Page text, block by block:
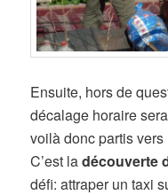
Ensuite, hors de
décalage horaire
voilà donc partis
C’est ladécouverte
défi: attraper un taxi